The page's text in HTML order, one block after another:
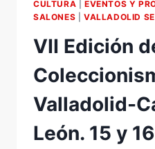
MIÉRCOLES
H.
7
DE
RTVCYL
CULTURA
EVENTOS Y
SALONES
VALLADOLID
VII Edición
Valladolid-
León. 15 y